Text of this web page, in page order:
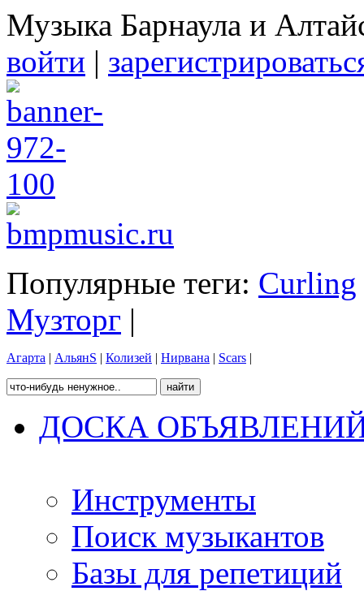
Музыка Барнаула и
войти |
Популярные теги: Curling
Музторг |
Агарта | АльянS | Колизей | Нирвана | Scars |
ДОСКА
Инструменты
Поиск музыкантов
Базы для репетиций